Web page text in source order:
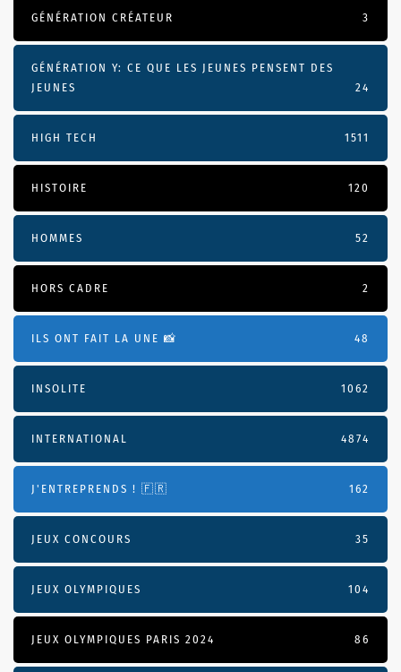
GÉNÉRATION CRÉATEUR 3
GÉNÉRATION Y: CE QUE LES JEUNES PENSENT DES
JEUNES
24
HIGH TECH 1511
HISTOIRE 120
HOMMES 52
HORS CADRE 2
ILS ONT FAIT LA UNE 📸 48
INSOLITE 1062
INTERNATIONAL 4874
J'ENTREPRENDS ! 🇫🇷 162
JEUX CONCOURS 35
JEUX OLYMPIQUES 104
JEUX OLYMPIQUES PARIS 2024 86